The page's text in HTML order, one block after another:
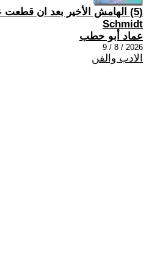
Schmidt
عماد أبو حطب
2026 / 8 / 9
الادب والفن